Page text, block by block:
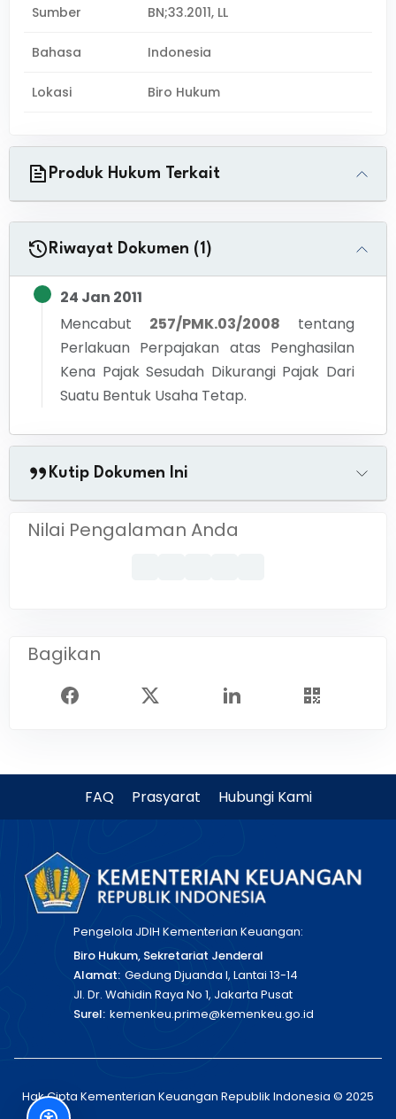
Sumber BN;33.2011, LL
Bahasa Indonesia
Lokasi Biro Hukum
Produk Hukum Terkait
Riwayat Dokumen (1)
24 Jan 2011
Mencabut
257/PMK.03/2008
tentang
Perlakuan Perpajakan atas Penghasilan
Kena Pajak Sesudah Dikurangi Pajak Dari
Suatu Bentuk Usaha Tetap.
Kutip Dokumen Ini
Nilai Pengalaman Anda
Bagikan
FAQ Prasyarat Hubungi Kami
Pengelola JDIH Kementerian Keuangan:
Biro Hukum, Sekretariat Jenderal
Alamat: Gedung Djuanda I, Lantai 13-14
Jl. Dr. Wahidin Raya No 1, Jakarta Pusat
Surel: kemenkeu.prime@kemenkeu.go.id
Hak Cipta Kementerian Keuangan Republik Indonesia © 2025